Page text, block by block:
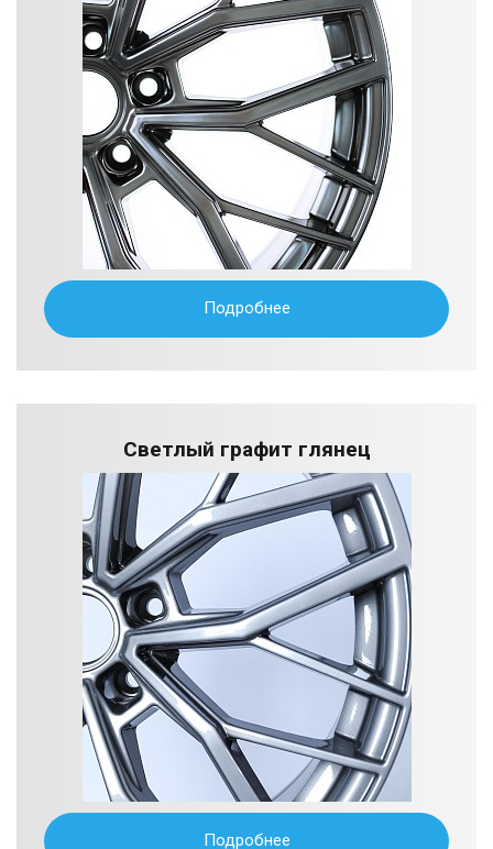
Подробнее
Светлый графит глянец
Подробнее